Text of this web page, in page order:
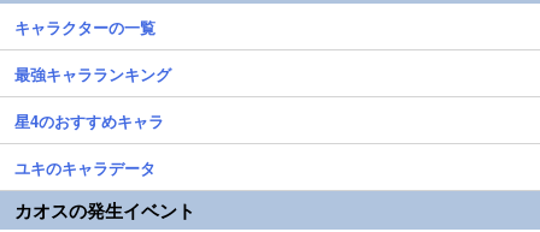
キャラクターの一覧
最強キャラランキング
星4のおすすめキャラ
ユキのキャラデータ
カオスの発生イベント